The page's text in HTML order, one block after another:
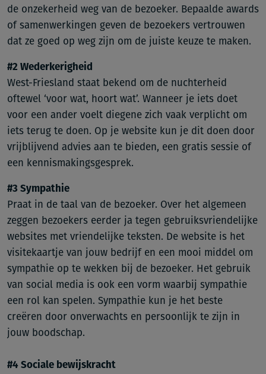
de onzekerheid weg van de bezoeker. Bepaalde awards
of samenwerkingen geven de bezoekers vertrouwen
dat ze goed op weg zijn om de juiste keuze te maken.
#2 Wederkerigheid
West-Friesland staat bekend om de nuchterheid
oftewel ‘voor wat, hoort wat’. Wanneer je iets doet
voor een ander voelt diegene zich vaak verplicht om
iets terug te doen. Op je website kun je dit doen door
vrijblijvend advies aan te bieden, een gratis sessie of
een kennismakingsgesprek.
#3 Sympathie
Praat in de taal van de bezoeker. Over het algemeen
zeggen bezoekers eerder ja tegen gebruiksvriendelijke
websites met vriendelijke teksten. De website is het
visitekaartje van jouw bedrijf en een mooi middel om
sympathie op te wekken bij de bezoeker. Het gebruik
van social media is ook een vorm waarbij sympathie
een rol kan spelen. Sympathie kun je het beste
creëren door onverwachts en persoonlijk te zijn in
jouw boodschap.
#4 Sociale bewijskracht